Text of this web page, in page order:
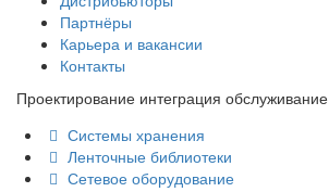
Партнёры
Карьера и вакансии
Контакты
Проектирование интеграция обслуживание
Системы хранения
Ленточные библиотеки
Сетевое оборудование